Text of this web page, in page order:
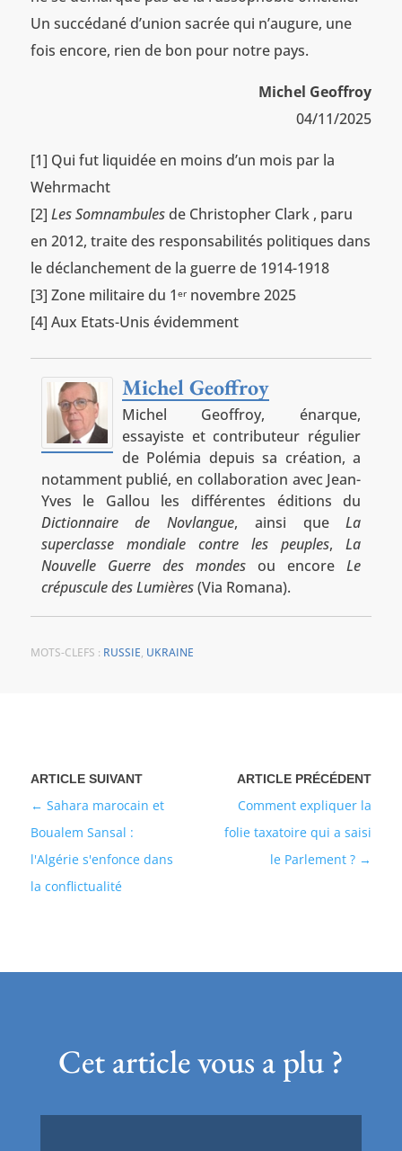
Un succédané d’union sacrée qui n’augure, une
fois encore, rien de bon pour notre pays.
Michel Geoffroy
04/11/2025
[1] Qui fut liquidée en moins d’un mois par la
Wehrmacht
[2] Les Somnambulesde Christopher Clark , paru
en 2012, traite des responsabilités politiques dans
le déclanchement de la guerre de 1914-1918
[3] Zone militaire du 1 ernovembre 2025
[4] Aux Etats-Unis évidemment
Michel Geoffroy
Michel Geoffroy, énarque,
essayiste et contributeur régulier
de Polémia depuis sa création, a
notamment publié, en collaboration avec Jean-
Yves le Gallou les différentes éditions du
Dictionnaire de Novlangue, ainsi queLa
superclasse mondiale contre les peuples,La
Nouvelle Guerre des mondes ou encoreLe
crépuscule des Lumières(Via Romana).
MOTS-CLEFS : RUSSIE, UKRAINE
Comment expliquer la
folie taxatoire qui a saisi
le Parlement ?
Sahara marocain et
Boualem Sansal :
l'Algérie s'enfonce dans
la conflictualité
Cet article vous a plu ?